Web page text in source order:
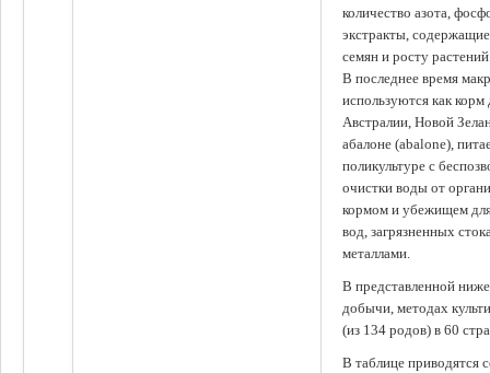
количество азота,
экстракты,
семян и росту
В последнее время
используются как
Австралии, Новой
абалоне (abalone),
поликультуре с
очистки воды от
кормом и убежищем
вод, загрязненных
металлами.
В представленной
добычи, методах
(из 134 родов) в 60
В таблице приводятся